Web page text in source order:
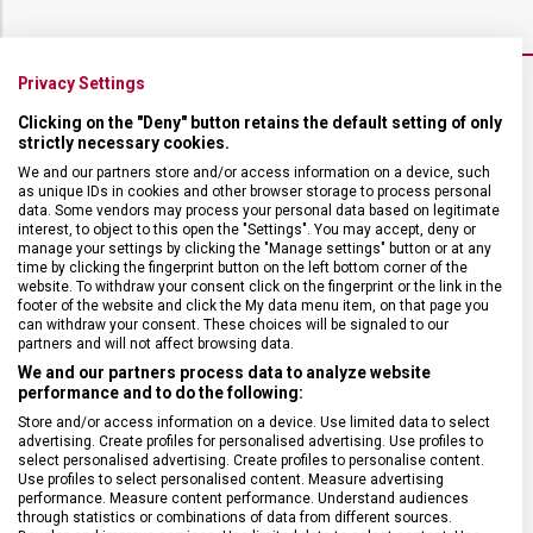
VELIKOST
POUZDRO 43 mm
TLOUŠŤKA 14 mm
Privacy Settings
Clicking on the "Deny" button retains the default setting of only
strictly necessary cookies.
We and our partners store and/or access information on a device, such
as unique IDs in cookies and other browser storage to process personal
data. Some vendors may process your personal data based on legitimate
interest, to object to this open the "Settings". You may accept, deny or
manage your settings by clicking the "Manage settings" button or at any
time by clicking the fingerprint button on the left bottom corner of the
website. To withdraw your consent click on the fingerprint or the link in the
footer of the website and click the My data menu item, on that page you
can withdraw your consent. These choices will be signaled to our
partners and will not affect browsing data.
We and our partners process data to analyze website
performance and to do the following:
Store and/or access information on a device. Use limited data to select
advertising. Create profiles for personalised advertising. Use profiles to
select personalised advertising. Create profiles to personalise content.
Use profiles to select personalised content. Measure advertising
performance. Measure content performance. Understand audiences
through statistics or combinations of data from different sources.